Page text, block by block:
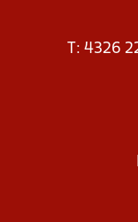
T: 4326